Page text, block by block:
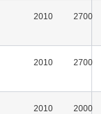
2010 2700
2010 2700
2010 2000